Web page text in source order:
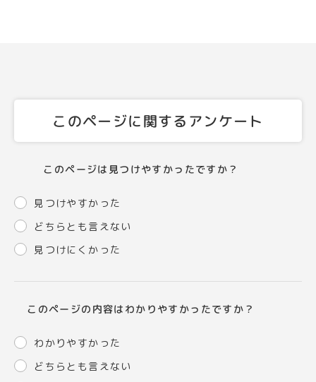
このページに関するアンケート
このページは見つけやすかったですか？
見つけやすかった
どちらとも言えない
見つけにくかった
このページの内容はわかりやすかったですか？
わかりやすかった
どちらとも言えない